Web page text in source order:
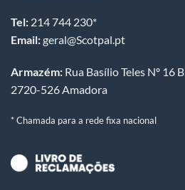
Tel: 214 744 230*
Email:geral@Scotpal.pt
Armazém: Rua Basílio Teles Nº 16 B
2720-526 Amadora
* Chamada para a rede fixa nacional